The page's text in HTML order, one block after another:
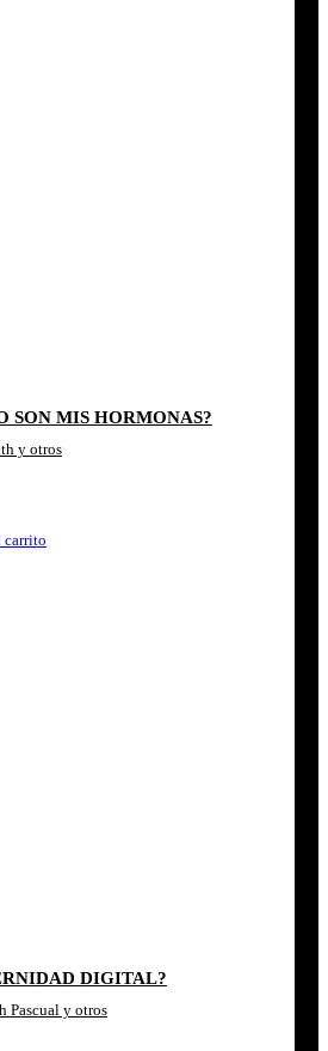
SON MIS HORMONAS?
y otros
carrito
DIGITAL?
Pascual y otros